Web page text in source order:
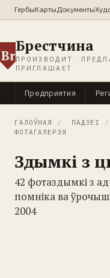
ГербыКартыДокументы
Br
Брестчина
ПРОИЗВОДИТ ·
ПРИГЛАШАЕТ
Предприятия
ГАЛОЎНАЯ / ПАДЗЕІ /
ФОТАГАЛЕРЭЯ
Здымкі з
42 фотаздымкі з
помніка ва
2004